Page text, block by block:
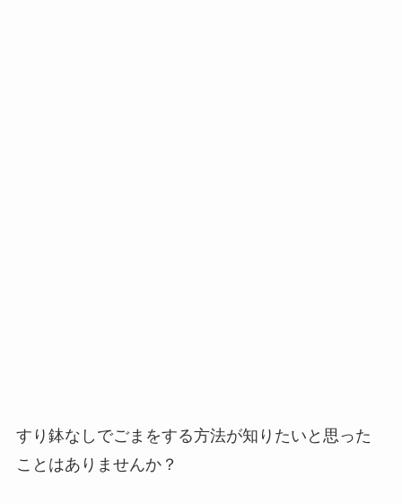
すり鉢なしでごまをする方法が知りたいと思った
ことはありませんか？